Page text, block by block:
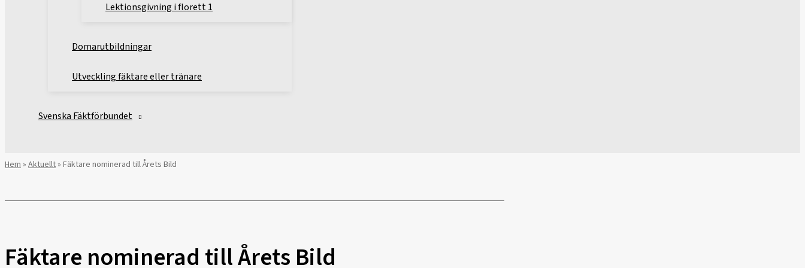
Lektionsgivning i florett 1
Domarutbildningar
Utveckling fäktare eller tränare
Svenska Fäktförbundet
Hem » Aktuellt» Fäktare nominerad till Årets Bild
Fäktare nominerad till Årets Bild